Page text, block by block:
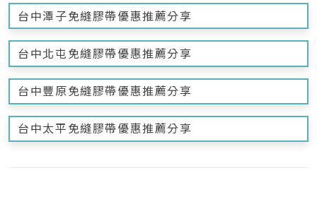
台中潭子免縫膠帶優惠推薦分享
台中北屯免縫膠帶優惠推薦分享
台中豐原免縫膠帶優惠推薦分享
台中太平免縫膠帶優惠推薦分享